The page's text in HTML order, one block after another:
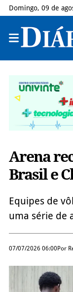
Domingo, 09 de
Arena
Brasil e
Equipes de
uma série de
07/07/2026 06:00Por